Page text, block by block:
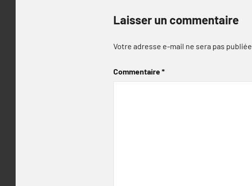
Laisser un commentaire
Votre adresse e-mail ne sera pas publiée.
Commentaire*